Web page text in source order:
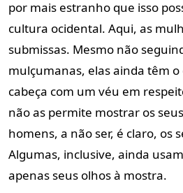
por mais estranho que isso
cultura ocidental. Aqui, as
submissas. Mesmo não
mulçumanas, elas ainda têm
cabeça com um véu em
não as permite mostrar os
homens, a não ser, é claro, os
Algumas, inclusive, ainda
apenas seus olhos à mostra.